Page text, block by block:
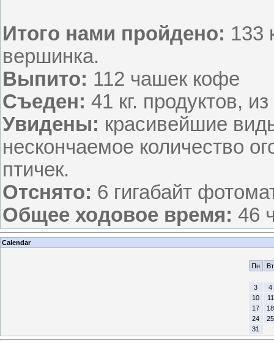
Итого нами пройдено: 133
вершинка.
Выпито: 112 чашек кофе
Съеден: 41 кг. продуктов,
Увидены: красивейшие
нескончаемое количество
птичек.
Отснято: 6 гигабайт
Общее ходовое время: 46
Calendar
Пн
Вт
3
4
10
11
17
18
24
25
31